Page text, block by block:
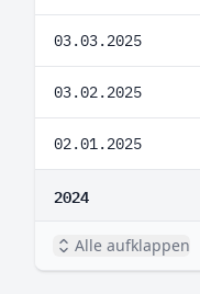
03.03.2025
03.02.2025
02.01.2025
2024
Alle aufklappen